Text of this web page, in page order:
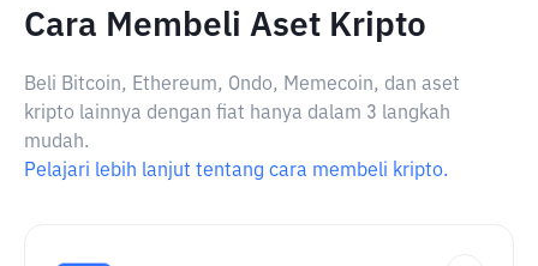
Cara Membeli Aset Kripto
Beli Bitcoin, Ethereum, Ondo, Memecoin, dan aset
kripto lainnya dengan fiat hanya dalam 3 langkah
mudah.
Pelajari lebih lanjut tentang cara membeli kripto.